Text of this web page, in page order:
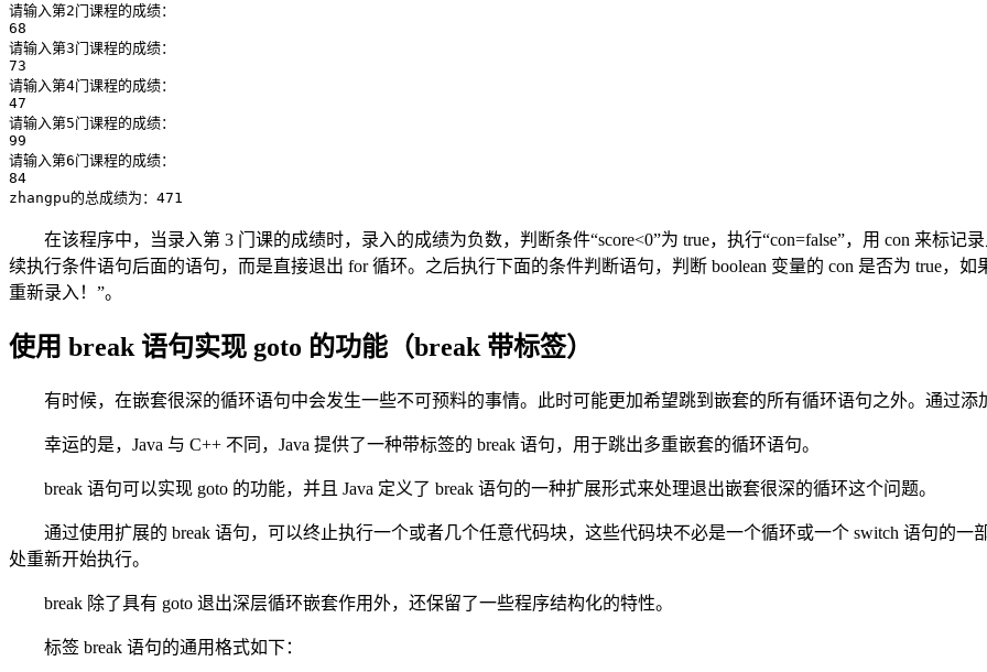
请输入第2门课程的成绩：
68
请输入第3门课程的成绩：
73
请输入第4门课程的成绩：
47
请输入第5门课程的成绩：
99
请输入第6门课程的成绩：
84
zhangpu的总成绩为：471
在该程序中，当录入第 3 门课的成绩时，录入的成绩为负数，判断条件“score<0”为 true，执行“con=false”，用 con 来标
续执行条件语句后面的语句，而是直接退出 for 循环。之后执行下面的条件判断语句，判断 boolean 变量的 con 是否为 true，
重新录入！”。
使用 break 语句实现 goto 的功能（break 带标签）
有时候，在嵌套很深的循环语句中会发生一些不可预料的事情。此时可能更加希望跳到嵌套的所有循环语句之外。通过添
幸运的是，Java 与 C++ 不同，Java 提供了一种带标签的 break 语句，用于跳出多重嵌套的循环语句。
break 语句可以实现 goto 的功能，并且 Java 定义了 break 语句的一种扩展形式来处理退出嵌套很深的循环这个问题。
通过使用扩展的 break 语句，可以终止执行一个或者几个任意代码块，这些代码块不必是一个循环或一个 switch 语句的
处重新开始执行。
break 除了具有 goto 退出深层循环嵌套作用外，还保留了一些程序结构化的特性。
标签 break 语句的通用格式如下：